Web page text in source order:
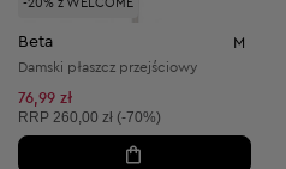
Beta M
Damski płaszcz przejściowy
76,99 zł
Cena sugerowana:
RRP 260,00 zł (-70%)